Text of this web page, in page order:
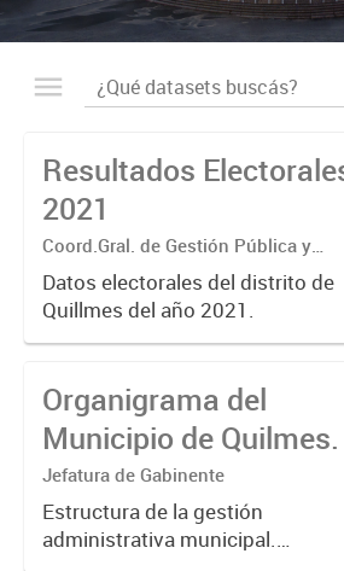
Resultados
2021
Coord.Gral. de Gestión Pública y
Modernización del Estado
Datos electorales del distrito de
Quillmes del año 2021.
Organigrama del
Municipio de Quilmes.
Jefatura de Gabinente
Estructura de la gestión
administrativa municipal.